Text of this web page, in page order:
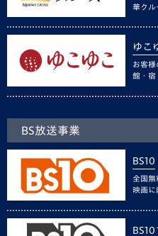
華クル
ゆこ
お客様
館・宿
BS放送事業
BS10
全国無
映画に
BS10